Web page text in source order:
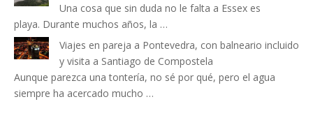
Una cosa que sin duda no le falta a Essex es
playa. Durante muchos años, la …
Viajes en pareja a Pontevedra, con balneario incluido
y visita a Santiago de Compostela
Aunque parezca una tontería, no sé por qué, pero el agua
siempre ha acercado mucho …